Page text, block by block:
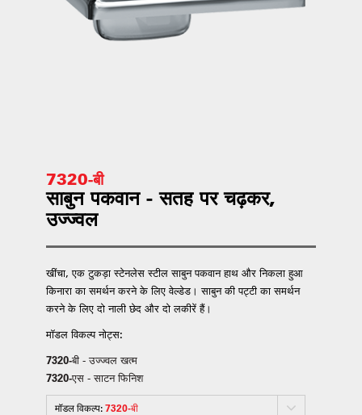
7320-बी
साबुन पकवान - सतह पर चढ़कर,
उज्ज्वल
खींचा, एक टुकड़ा स्टेनलेस स्टील साबुन पकवान हाथ और निकला हुआ
किनारा का समर्थन करने के लिए वेल्डेड। साबुन की पट्टी का समर्थन
करने के लिए दो नाली छेद और दो लकीरें हैं।
मॉडल विकल्प नोट्स:
7320-बी - उज्ज्वल खत्म
7320-एस - साटन फिनिश
मॉडल विकल्प:7320-बी